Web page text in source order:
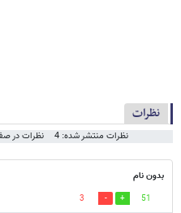
نظرات
نظرات منتشر شده: 4 نظرات در صف
بدون نام
51
3